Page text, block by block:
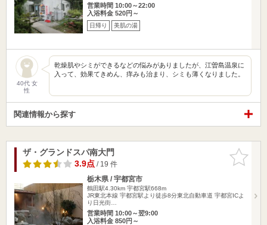
営業時間 10:00～22:00
入浴料金 520円～
日帰り 美肌の湯
40代 女
性
乾燥肌やシミができるなどの悩みがありましたが、江曽島温泉に
入って、効果てきめん、痒みも治まり、シミも薄くなりました。
関連情報から探す
お気に入
りに追加
ザ・グランドスパ南大門
3.9点/ 19 件
栃木県 / 宇都宮市
鶴田駅4.30km 宇都宮駅668m
JR東北本線 宇都宮駅より徒歩8分東北自動車道 宇都宮ICよ
り日光街…
営業時間 10:00～翌9:00
入浴料金 850円～